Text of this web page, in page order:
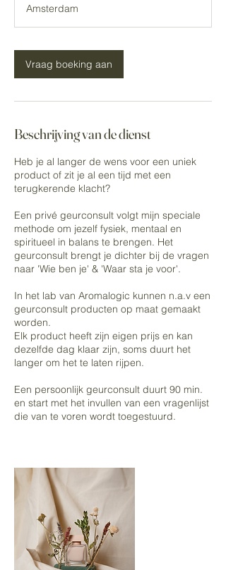
0
i
n
.
Amsterdam
Vraag boeking aan
Beschrijving van de dienst
Heb je al langer de wens voor een uniek
product of zit je al een tijd met een
terugkerende klacht?
Een privé geurconsult volgt mijn speciale
methode om jezelf fysiek, mentaal en
spiritueel in balans te brengen. Het
geurconsult brengt je dichter bij de vragen
naar 'Wie ben je' & 'Waar sta je voor'.
In het lab van Aromalogic kunnen n.a.v een
geurconsult producten op maat gemaakt
worden.
Elk product heeft zijn eigen prijs en kan
dezelfde dag klaar zijn, soms duurt het
langer om het te laten rijpen.
Een persoonlijk geurconsult duurt 90 min.
en start met het invullen van een vragenlijst
die van te voren wordt toegestuurd.